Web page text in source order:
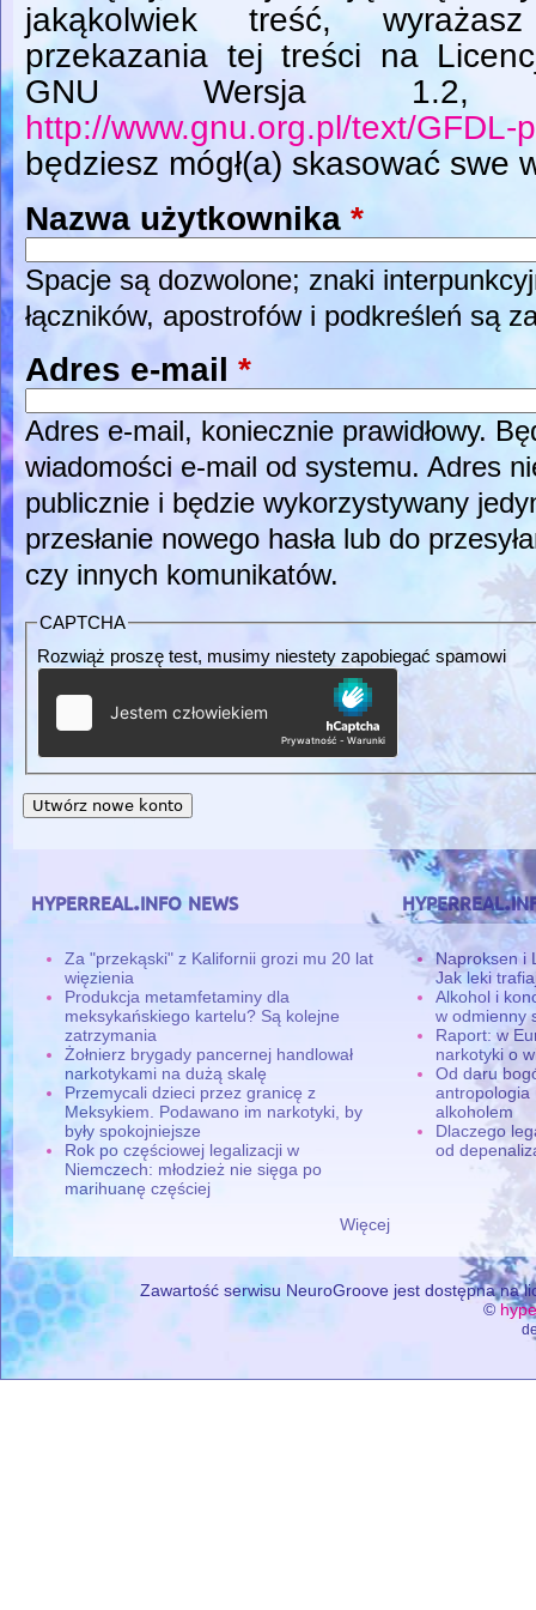
jakąkolwiek treść,
przekazania tej treści na
GNU Wersja 1.2,
http://www.gnu.org.pl/text/GFDL-
będziesz mógł(a) skasować swe
Nazwa użytkownika *
Spacje są dozwolone; znaki
łączników, apostrofów i podkreśleń są
Adres e-mail *
Adres e-mail, koniecznie prawidłowy.
wiadomości e-mail od systemu. Adres
publicznie i będzie wykorzystywany
przesłanie nowego hasła lub do
czy innych komunikatów.
CAPTCHA
Rozwiąż proszę test, musimy niestety zapobiegać spamowi
hyperreal.info news
Za "przekąski" z Kalifornii grozi mu 20 lat
więzienia
Produkcja metamfetaminy dla
meksykańskiego kartelu? Są kolejne
zatrzymania
Żołnierz brygady pancernej handlował
narkotykami na dużą skalę
Przemycali dzieci przez granicę z
Meksykiem. Podawano im narkotyki, by
były spokojniejsze
Rok po częściowej legalizacji w
Niemczech: młodzież nie sięga po
marihuanę częściej
Więcej
Naproksen i
Jak leki
Alkohol i
w odmienny
Raport: w
narkotyki o
Od daru
antropologia
alkoholem
Dlaczego
od
Zawartość serwisu NeuroGroove jest dostępna na
©